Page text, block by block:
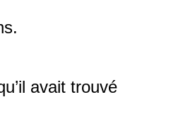
avait trouvé